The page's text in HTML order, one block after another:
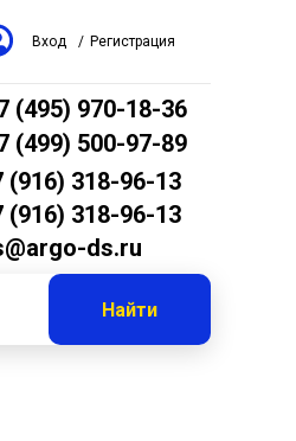
Вход / Регистрация
(495) 970-18-36
(499) 500-97-89
(916) 318-96-13
(916) 318-96-13
ds.ru
Найти